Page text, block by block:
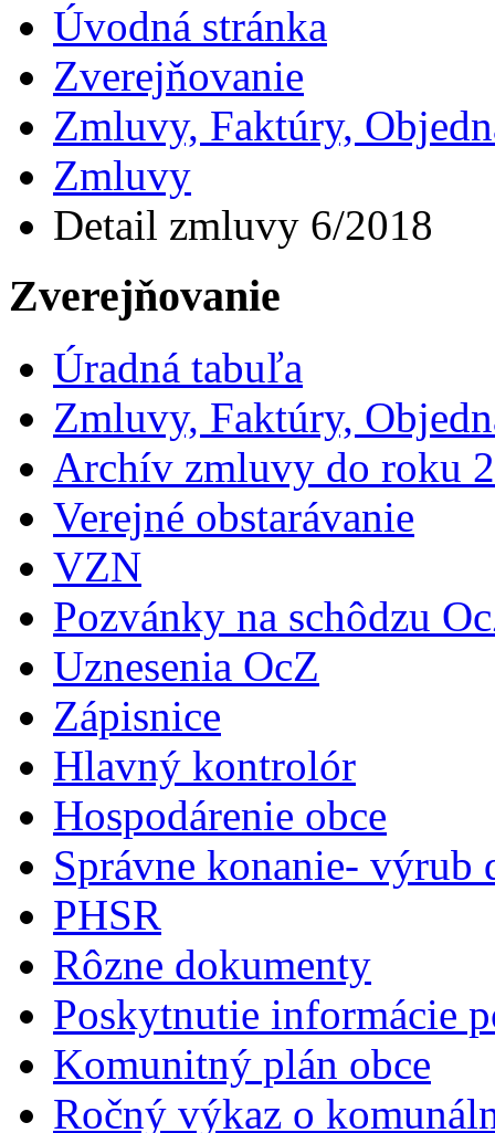
Úvodná stránka
Zverejňovanie
Zmluvy, Faktúry,
Zmluvy
Detail zmluvy 6/2018
Zverejňovanie
Úradná tabuľa
Zmluvy, Faktúry,
Archív zmluvy do roku
Verejné obstarávanie
VZN
Pozvánky na schôdzu
Uznesenia OcZ
Zápisnice
Hlavný kontrolór
Hospodárenie obce
Správne konanie- výrub
PHSR
Rôzne dokumenty
Poskytnutie informácie
Komunitný plán obce
Ročný výkaz o